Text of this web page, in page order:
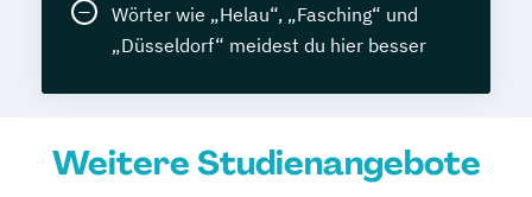
Wörter wie „Helau“, „Fasching“ und
„Düsseldorf“ meidest du hier besser
Weitere Studienangebote